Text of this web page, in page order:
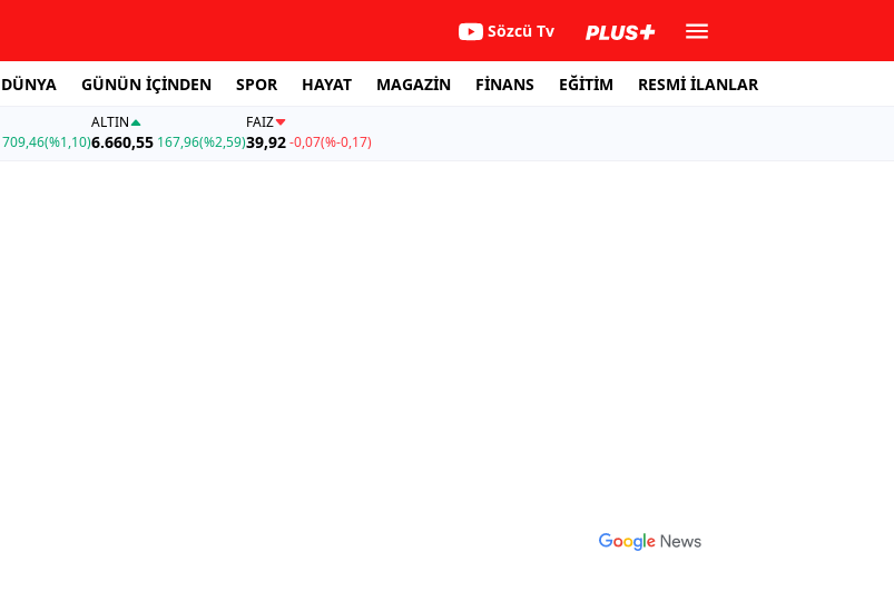
Sözcü Tv
DÜNYA GÜNÜN İÇİNDEN SPOR HAYAT MAGAZİN FİNANS EĞİTİM RESMİ İLANLAR
709,46(%1,10)
ALTIN
6.660,55 167,96(%2,59)
FAİZ
39,92-0,07(%-0,17)